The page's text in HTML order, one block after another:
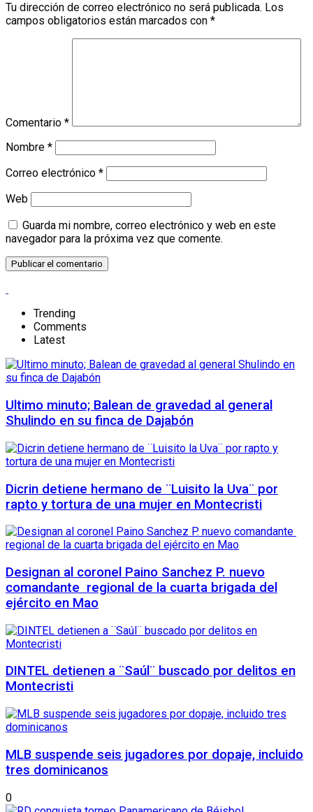
Tu dirección de correo electrónico no será publicada. Los
campos obligatorios están marcados con *
Comentario *
Nombre *
Correo electrónico *
Web
Guarda mi nombre, correo electrónico y web en este
navegador para la próxima vez que comente.
Trending
Comments
Latest
Ultimo minuto; Balean de gravedad al general
Shulindo en su finca de Dajabón
Dicrin detiene hermano de ¨Luisito la Uva¨ por
rapto y tortura de una mujer en Montecristi
Designan al coronel Paino Sanchez P. nuevo
comandante regional de la cuarta brigada del
ejército en Mao
DINTEL detienen a ¨Saúl¨ buscado por delitos en
Montecristi
MLB suspende seis jugadores por dopaje, incluido
tres dominicanos
0